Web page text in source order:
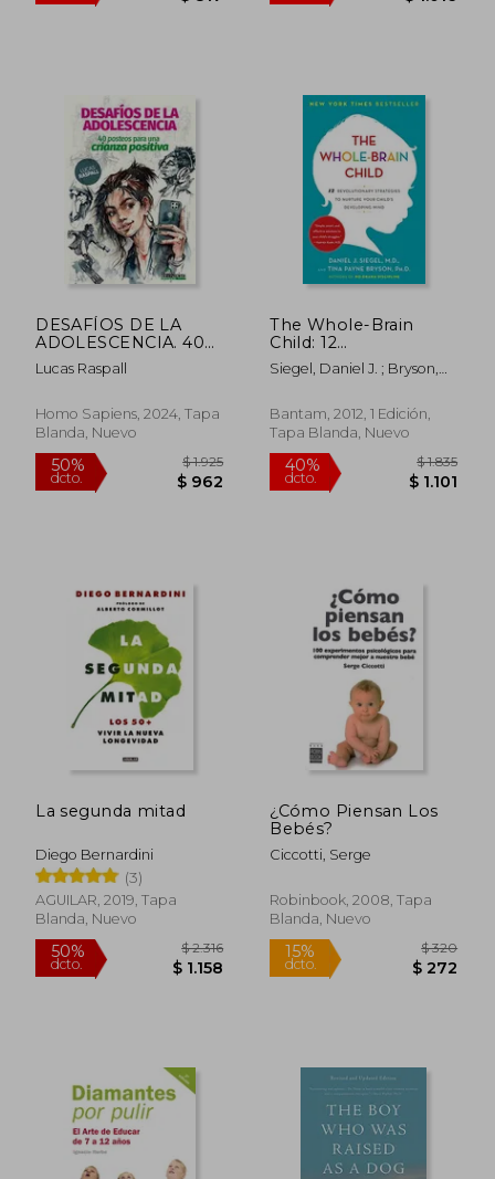
40% 40%
DESAFÍOS DE LA
ADOLESCENCIA. 40
Posteos para una
crianza positiva
Lucas Raspall
Homo Sapiens, 2024, Tapa
Blanda, Nuevo
50%
The Whole-Brain
Child: 12
Revolutionary
Strategies to Nurture
Developing Mind (en
Inglés)
Siegel, Daniel J. ; Bryson,
Bantam, 2012, 1 Edición,
Tapa Blanda, Nuevo
40%
dcto.
La segunda mitad
Diego Bernardini
(3)
AGUILAR, 2019, Tapa
Blanda, Nuevo
¿Cómo Piensan Los
Bebés?
Ciccotti, Serge
Robinbook, 2008, Tapa
Blanda, Nuevo